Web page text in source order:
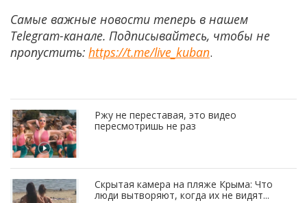
Самые важные новости теперь в нашем
Telegram-канале. Подписывайтесь, чтобы не
пропустить: https://t.me/live_kuban.
Ржу не переставая, это видео
пересмотришь не раз
Скрытая камера на пляже Крыма: Что
люди вытворяют, когда их не видят...